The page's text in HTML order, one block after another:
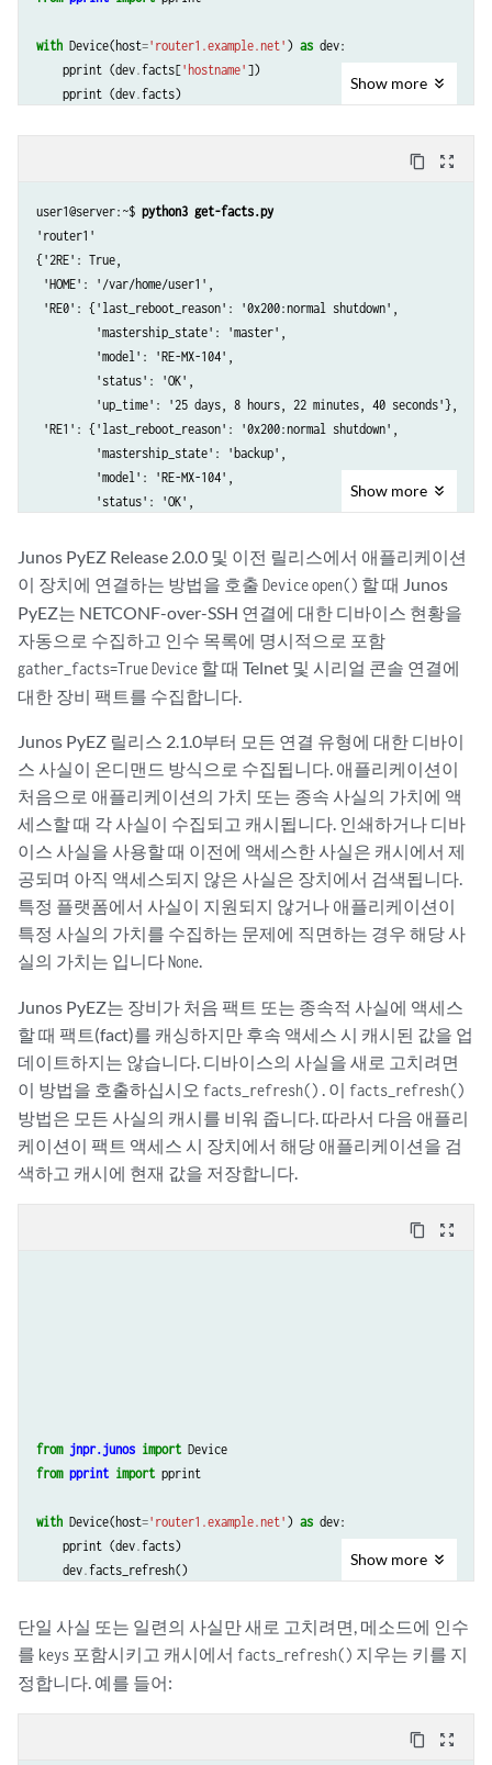
with Device(host='router1.example.net' ) as dev:
pprint (dev.facts['hostname' ])
pprint (dev.facts)
Show more
content_copy zoom_out_map
user1@server:~$ python3 get-facts.py
'router1'
{'2RE': True,
'HOME': '/var/home/user1',
'RE0': {'last_reboot_reason': '0x200:normal shutdown',
         'mastership_state': 'master',
         'model': 'RE-MX-104',
         'status': 'OK',
         'up_time': '25 days, 8 hours, 22 minutes, 40 seconds'},
'RE1': {'last_reboot_reason': '0x200:normal shutdown',
         'mastership_state': 'backup',
         'model': 'RE-MX-104',
         'status': 'OK',
Show more
Junos PyEZ Release 2.0.0 및 이전 릴리스에서 애플리케이션
이 장치에 연결하는 방법을 호출 Deviceopen() 할 때 Junos
PyEZ는 NETCONF-over-SSH 연결에 대한 디바이스 현황을
자동으로 수집하고 인수 목록에 명시적으로 포함
gather_facts=TrueDevice 할 때 Telnet 및 시리얼 콘솔 연결에
대한 장비 팩트를 수집합니다.
Junos PyEZ 릴리스 2.1.0부터 모든 연결 유형에 대한 디바이
스 사실이 온디맨드 방식으로 수집됩니다. 애플리케이션이
처음으로 애플리케이션의 가치 또는 종속 사실의 가치에 액
세스할 때 각 사실이 수집되고 캐시됩니다. 인쇄하거나 디바
이스 사실을 사용할 때 이전에 액세스한 사실은 캐시에서 제
공되며 아직 액세스되지 않은 사실은 장치에서 검색됩니다.
특정 플랫폼에서 사실이 지원되지 않거나 애플리케이션이
특정 사실의 가치를 수집하는 문제에 직면하는 경우 해당 사
실의 가치는 입니다None.
Junos PyEZ는 장비가 처음 팩트 또는 종속적 사실에 액세스
할 때 팩트(fact)를 캐싱하지만 후속 액세스 시 캐시된 값을 업
데이트하지는 않습니다. 디바이스의 사실을 새로 고치려면
이 방법을 호출하십시오 facts_refresh() . 이 facts_refresh()
방법은 모든 사실의 캐시를 비워 줍니다. 따라서 다음 애플리
케이션이 팩트 액세스 시 장치에서 해당 애플리케이션을 검
색하고 캐시에 현재 값을 저장합니다.
content_copy zoom_out_map
from jnpr.junos import Device
from pprint import pprint
with Device(host='router1.example.net' ) as dev:
pprint (dev.facts)
dev.facts_refresh()
Show more
단일 사실 또는 일련의 사실만 새로 고치려면, 메소드에 인수
를 keys 포함시키고 캐시에서 facts_refresh() 지우는 키를 지
정합니다. 예를 들어:
content_copy zoom_out_map